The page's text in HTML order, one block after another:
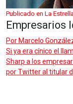
Publicado en La
Empresarios
Por Marcelo
Si ya era cínico el
Sharp a los
por Twitter al titular